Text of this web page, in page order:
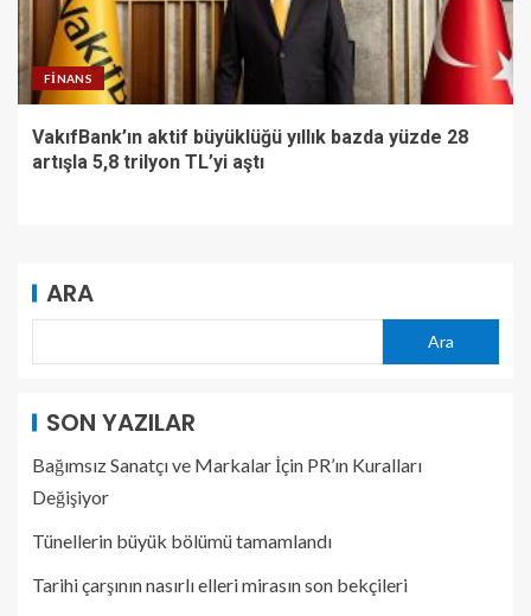
FINANS
VakıfBank’ın aktif büyüklüğü yıllık bazda yüzde 28
artışla 5,8 trilyon TL’yi aştı
ARA
Ara
SON YAZILAR
Bağımsız Sanatçı ve Markalar İçin PR’ın Kuralları
Değişiyor
Tünellerin büyük bölümü tamamlandı
Tarihi çarşının nasırlı elleri mirasın son bekçileri